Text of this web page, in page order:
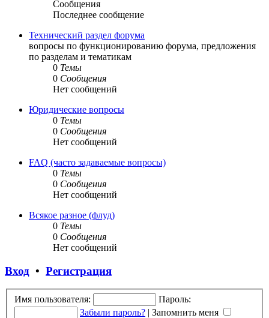
Сообщения
Последнее сообщение
Технический раздел форума
вопросы по функционированию форума, предложения
по разделам и тематикам
0 Темы
0 Сообщения
Нет сообщений
Юридические вопросы
0 Темы
0 Сообщения
Нет сообщений
FAQ (часто задаваемые вопросы)
0 Темы
0 Сообщения
Нет сообщений
Всякое разное (флуд)
0 Темы
0 Сообщения
Нет сообщений
Вход • Регистрация
Имя пользователя:
Пароль:
Забыли пароль? | Запомнить меня